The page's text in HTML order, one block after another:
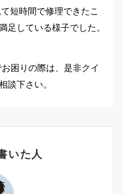
短時間で修理できたこ
足している様子でした。
困りの際は、是非クイ
談下さい。
いた人